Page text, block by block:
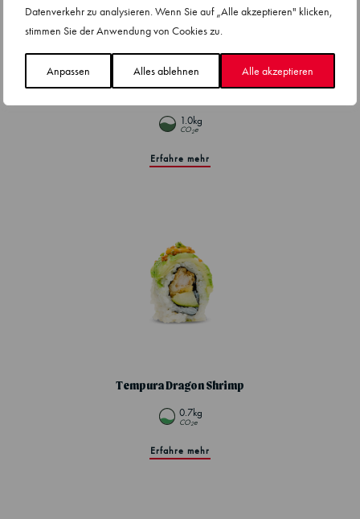
Datenverkehr zu analysieren. Wenn Sie auf „Alle akzeptieren" klicken,
stimmen Sie der Anwendung von Cookies zu.
Anpassen Alles ablehnen Alle akzeptieren
Midsummer Salmon
1.0kg
CO2e
Erfahre mehr
Tempura Dragon Shrimp
0.7kg
CO2e
Erfahre mehr